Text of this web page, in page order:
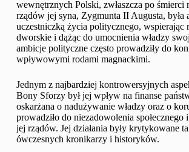
wewnętrznych Polski, zwłaszcza po śmierci
rządów jej syna, Zygmunta II Augusta, była
uczestniczką życia politycznego, wspierając
dworskie i dążąc do umocnienia władzy
ambicje polityczne często prowadziły do
wpływowymi rodami magnackimi.
Jednym z najbardziej kontrowersyjnych
Bony Sforzy był jej wpływ na finanse
oskarżana o nadużywanie władzy oraz o
prowadziło do niezadowolenia
jej rządów. Jej działania były krytykowane
ówczesnych kronikarzy i historyków.